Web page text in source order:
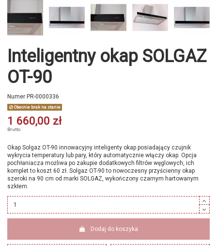
Inteligentny okap SOLGAZ
OT-90
Numer PR-0000336
Obecnie brak na stanie
1 660,00 zł
Brutto
Okap Solgaz OT-90 innowacyjny inteligenty okap posiadający czujnik
wykrycia temperatury lub pary, który automatycznie włączy okap. Opcja
pochłaniacza możliwa po zakupie dodatkowych filtrów węglowych, ich
komplet to koszt 60 zł. Solgaz OT-90 to nowoczesny przyścienny okap
szeroki na 90 cm od marki SOLGAZ, wykończony czarnym hartowanym
szkłem.
Dodaj do koszyka